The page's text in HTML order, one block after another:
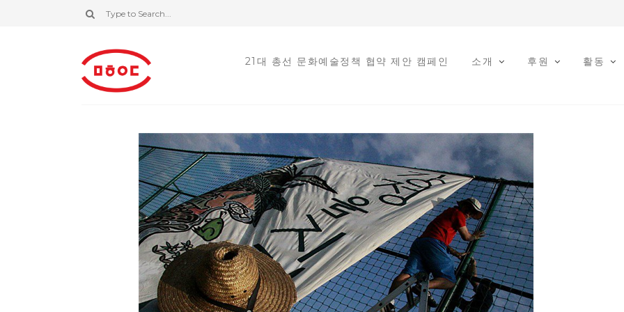
21대 총선 문화예술정책 협약 제안 캠페인 소개 후원 활동